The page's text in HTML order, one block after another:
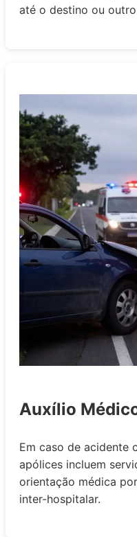
até o destino ou
Auxílio
Em caso de acidente
apólices incluem
orientação médica
inter-hospitalar.